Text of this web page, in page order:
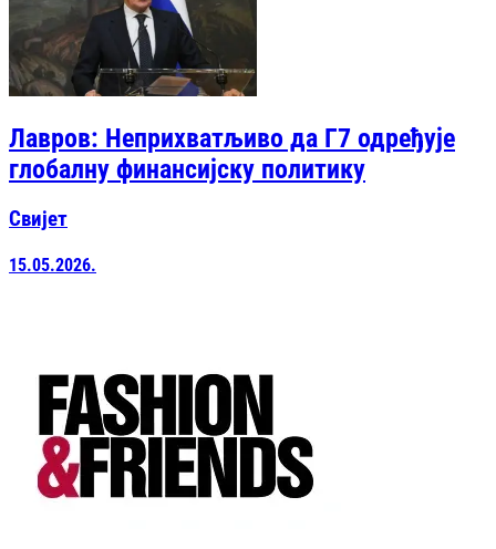
Лавров: Неприхватљиво да Г7 одређује
глобалну финансијску политику
Свијет
15.05.2026.